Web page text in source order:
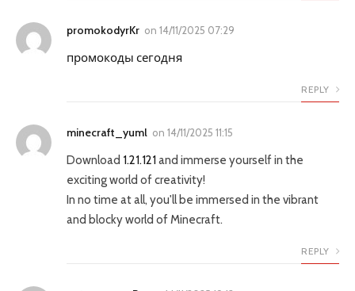
promokodyrKr on 14/11/2025 07:29
промокоды сегодня
REPLY
minecraft_yuml on 14/11/2025 11:15
Download 1.21.121 and immerse yourself in the
exciting world of creativity!
In no time at all, you'll be immersed in the vibrant
and blocky world of Minecraft.
REPLY